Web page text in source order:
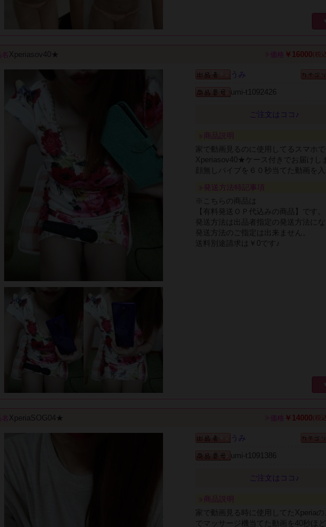
Xperiasov40★ 価格 ￥16000 (税
うみ
umi-t1092426
ご注文はココ♪
商品説明
家で動画見るのに使用してるスマホ
Xperiasov40★ケース付きでお届けし
顔無しバイブを６０秒当てた動画を
発送方法特記事項
※こちらの商品は
【有料発送ＯＰ代込みの商品】です。
発送方法は出品者指定の発送方法にな
発送方法のご指定は出来ません。
送料別途請求は￥0です♪
XperiaSOG04★ 価格 ￥14000 (税
うみ
umi-t1091386
ご注文はココ♪
商品説明
家で動画見る時に使用してたXperiaの
でマッサージ機当てた動画を40秒ほ